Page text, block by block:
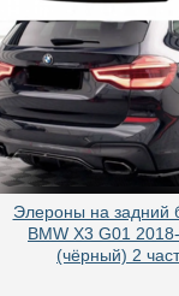
Элероны на задний
BMW X3 G01
(чёрный) 2